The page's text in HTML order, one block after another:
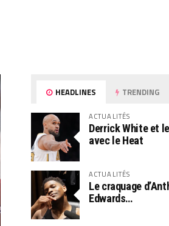
HEADLINES TRENDING
ACTUALITÉS
Derrick White et
avec le Heat
ACTUALITÉS
Le craquage
Edwards…